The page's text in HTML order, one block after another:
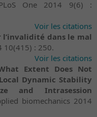
One 2014 9(6) :
Voir les citations
dans le mal
10(415) : 250.
Voir les citations
Extent Does Not
Dynamic Stability
and Intrasession
biomechanics 2014